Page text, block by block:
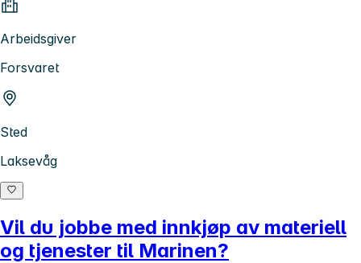
Arbeidsgiver
Forsvaret
Sted
Laksevåg
Vil du jobbe med innkjøp av materiell
og tjenester til Marinen?